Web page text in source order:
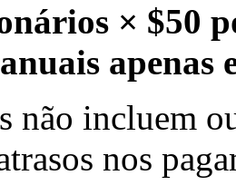
× $50
apenas
não incluem
nos